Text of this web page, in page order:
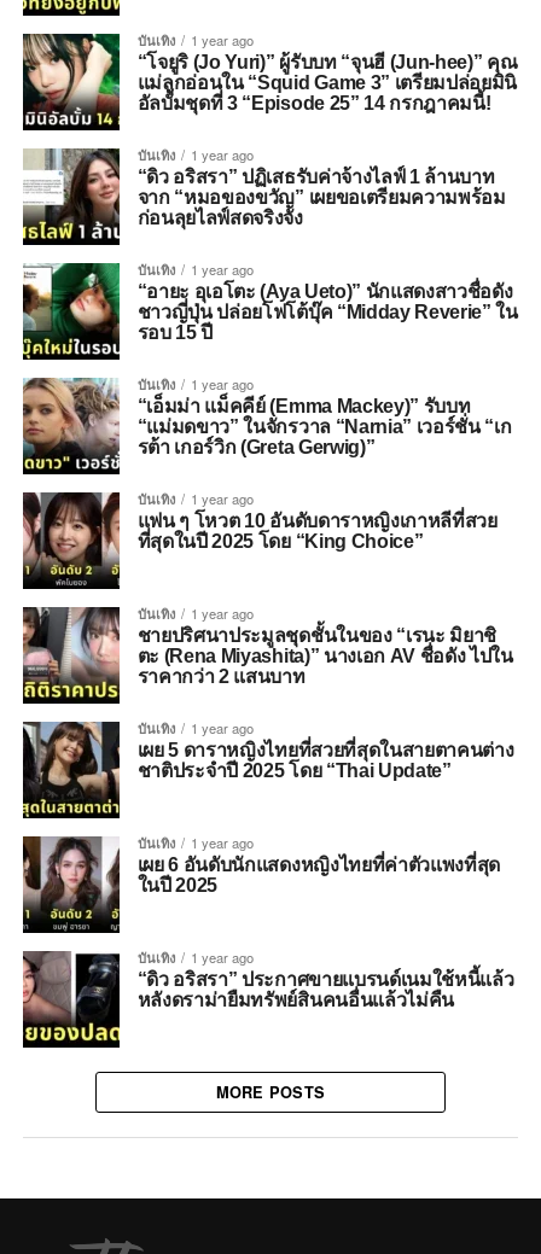
บันเทิง 1 year ago
“โจยูริ (Jo Yuri)” ผู้รับบท “จุนฮี (Jun-hee)” คุณ
แม่ลูกอ่อนใน “Squid Game 3” เตรียมปล่อยมินิ
อัลบั้มชุดที่ 3 “Episode 25” 14 กรกฎาคมนี้!
บันเทิง 1 year ago
“ดิว อริสรา” ปฏิเสธรับค่าจ้างไลฟ์ 1 ล้านบาท
จาก “หมอของขวัญ” เผยขอเตรียมความพร้อม
ก่อนลุยไลฟ์สดจริงจัง
บันเทิง 1 year ago
“อายะ อุเอโตะ (Aya Ueto)” นักแสดงสาวชื่อดัง
ชาวญี่ปุ่น ปล่อยโฟโต้บุ๊ค “Midday Reverie” ใน
รอบ 15 ปี
บันเทิง 1 year ago
“เอ็มม่า แม็คคีย์ (Emma Mackey)” รับบท
“แม่มดขาว” ในจักรวาล “Narnia” เวอร์ชั่น “เก
รต้า เกอร์วิก (Greta Gerwig)”
บันเทิง 1 year ago
แฟน ๆ โหวต 10 อันดับดาราหญิงเกาหลีที่สวย
ที่สุดในปี 2025 โดย “King Choice”
บันเทิง 1 year ago
ชายปริศนาประมูลชุดชั้นในของ “เรนะ มิยาชิ
ตะ (Rena Miyashita)” นางเอก AV ชื่อดัง ไปใน
ราคากว่า 2 แสนบาท
บันเทิง 1 year ago
เผย 5 ดาราหญิงไทยที่สวยที่สุดในสายตาคนต่าง
ชาติประจำปี 2025 โดย “Thai Update”
บันเทิง 1 year ago
เผย 6 อันดับนักแสดงหญิงไทยที่ค่าตัวแพงที่สุด
ในปี 2025
บันเทิง 1 year ago
“ดิว อริสรา” ประกาศขายแบรนด์เนมใช้หนี้แล้ว
หลังดราม่ายืมทรัพย์สินคนอื่นแล้วไม่คืน
MORE POSTS